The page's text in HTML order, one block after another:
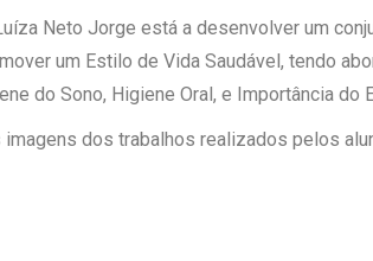
Neto Jorge está a desenvolver um
um Estilo de Vida Saudável, tendo
do Sono, Higiene Oral, e Importância do
dos trabalhos realizados pelos